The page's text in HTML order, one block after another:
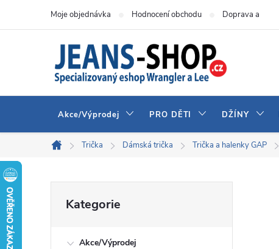
Moje objednávka Hodnocení obchodu Doprava a platba
Akce/Výprodej PRO DĚTI DŽÍNY
Domů
Trička Dámská trička Trička a halenky GAP
kategorie
Kategorie
Akce/Výprodej